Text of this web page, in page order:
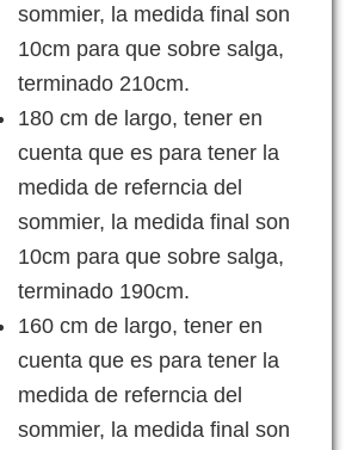
sommier, la medida final son
10cm para que sobre salga,
terminado 210cm.
180 cm de largo, tener en
cuenta que es para tener la
medida de referncia del
sommier, la medida final son
10cm para que sobre salga,
terminado 190cm.
160 cm de largo, tener en
cuenta que es para tener la
medida de referncia del
sommier, la medida final son